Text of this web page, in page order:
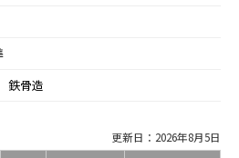
鉄骨造
更新日：2026年8月5日